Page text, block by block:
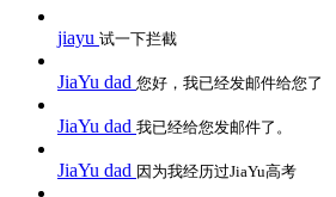
jiayu 试一下拦截
JiaYu dad 您好，我已经发邮件给您了
JiaYu dad 我已经给您发邮件了。
JiaYu dad 因为我经历过JiaYu高考